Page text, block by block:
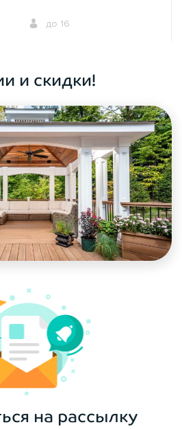
до 16
и скидки!
на рассылку